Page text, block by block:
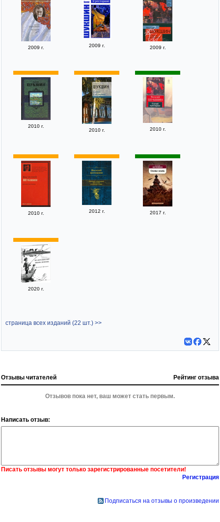
2009 г. 2009 г. 2009 г.
2010 г.
2010 г. 2010 г.
2010 г. 2012 г. 2017 г.
2020 г.
страница всех изданий (22 шт.) >>
Отзывы читателей Рейтинг отзыва
Отзывов пока нет, ваш может стать первым.
Написать отзыв:
Писать отзывы могут только зарегистрированные посетители!
Регистрация
Подписаться на отзывы о произведении